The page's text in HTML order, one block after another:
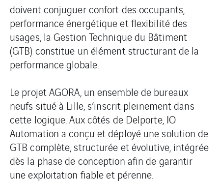
doivent conjuguer confort des occupants,
performance énergétique et flexibilité des
usages, la Gestion Technique du Bâtiment
(GTB) constitue un élément structurant de la
performance globale.
Le projet AGORA, un ensemble de bureaux
neufs situé à Lille, s’inscrit pleinement dans
cette logique. Aux côtés de Delporte, IO
Automation a conçu et déployé une solution de
GTB complète, structurée et évolutive, intégrée
dès la phase de conception afin de garantir
une exploitation fiable et pérenne.